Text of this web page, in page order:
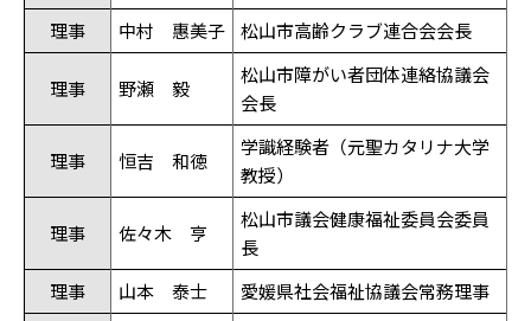
理事
中村 惠美子 松山市高齢クラブ連合会会長
理事 野瀬 毅
松山市障がい者団体連絡協議会
会長
理事 恒吉 和徳
学識経験者（元聖カタリナ大学
教授）
理事 佐々木 亨
松山市議会健康福祉委員会委員
長
理事
山本 泰士 愛媛県社会福祉協議会常務理事